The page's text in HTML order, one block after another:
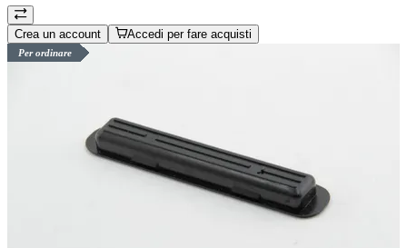
Crea un account Accedi per fare acquisti
Per ordinare